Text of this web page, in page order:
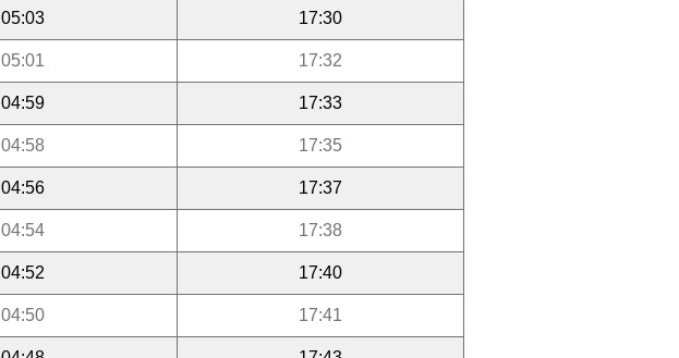
05:03 17:30
05:01 17:32
04:59 17:33
04:58 17:35
04:56 17:37
04:54 17:38
04:52 17:40
04:50 17:41